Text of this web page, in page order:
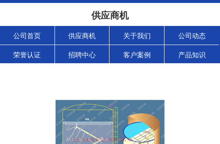
供应商机
公司首页 供应商机 关于我们 公司动态
荣誉认证 招聘中心 客户案例 产品知识